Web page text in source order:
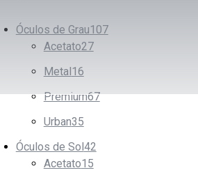
Óculos de Grau107
Acetato27
Metal 16
Premium67
Urban35
Óculos de Sol 42
Acetato15